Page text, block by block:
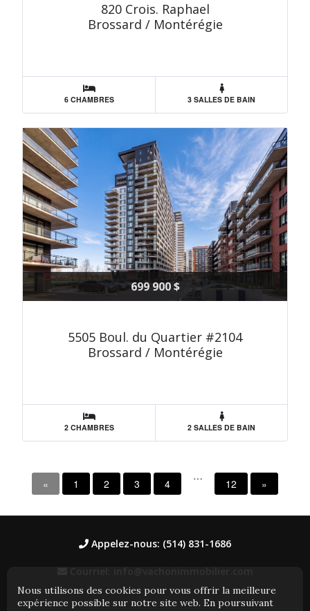
820 Crois. Raphael
Brossard / Montérégie
6 CHAMBRES 3 SALLES DE BAIN
699 900 $
5505 Boul. du Quartier #2104
Brossard / Montérégie
2 CHAMBRES 2 SALLES DE BAIN
« 1 2 3 4
…
12 »
Nous utilisons des cookies pour vous offrir la meilleure
expérience possible sur notre site web. En poursuivant
Appelez-nous: (514) 831-1686
Courriel: info@vachonimmobilier.com